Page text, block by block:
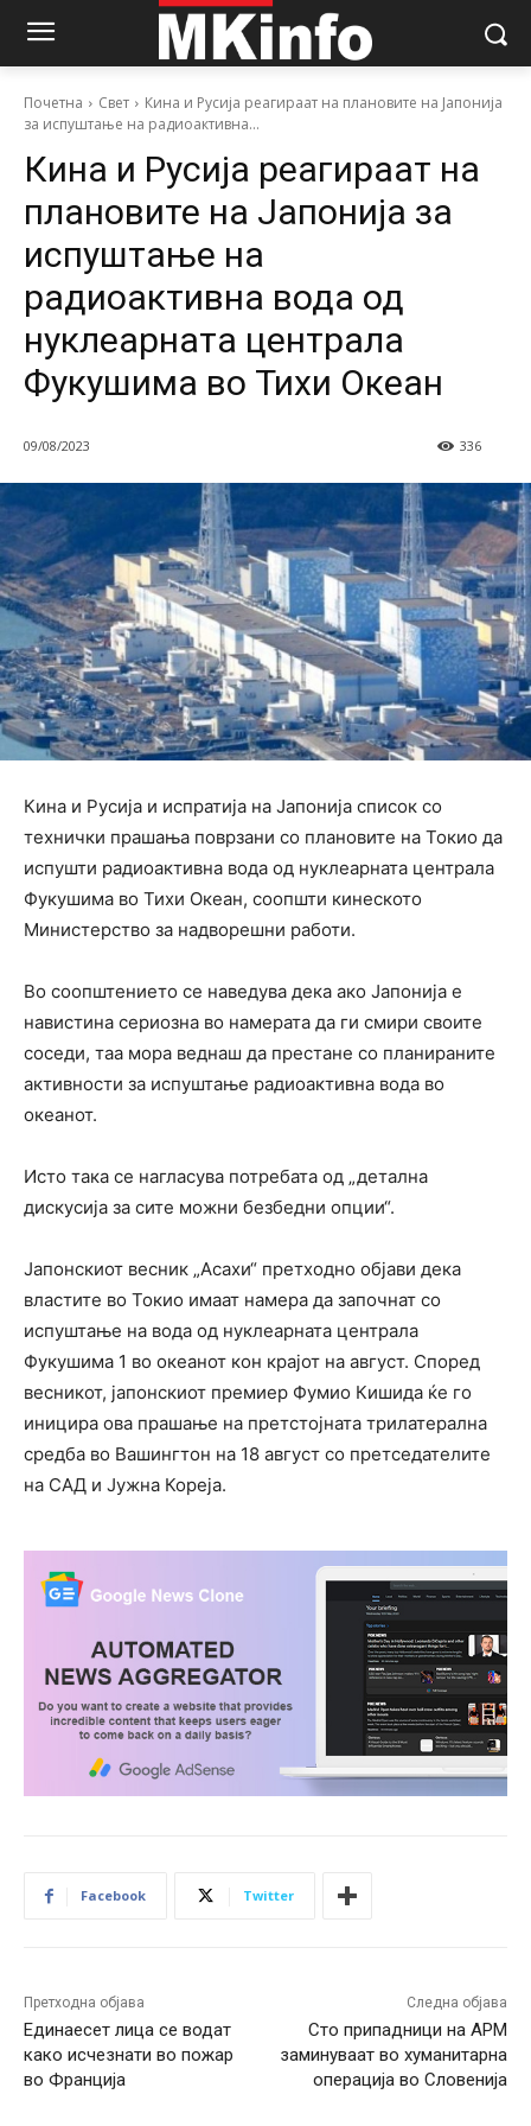
Почетна Свет
Кина и Русија реагираат на плановите на Јапонија
за испуштање на радиоактивна...
Кина и Русија реагираат на
плановите на Јапонија за
испуштање на
радиоактивна вода од
нуклеарната централа
Фукушима во Тихи Океан
09/08/2023 336
Кина и Русија и испратија на Јапонија список со
технички прашања поврзани со плановите на Токио да
испушти радиоактивна вода од нуклеарната централа
Фукушима во Тихи Океан, соопшти кинеското
Министерство за надворешни работи.
Во соопштението се наведува дека ако Јапонија е
навистина сериозна во намерата да ги смири своите
соседи, таа мора веднаш да престане со планираните
активности за испуштање радиоактивна вода во
океанот.
Исто така се нагласува потребата од „детална
дискусија за сите можни безбедни опции“.
Јапонскиот весник „Асахи“ претходно објави дека
властите во Токио имаат намера да започнат со
испуштање на вода од нуклеарната централа
Фукушима 1 во океанот кон крајот на август. Според
весникот, јапонскиот премиер Фумио Кишида ќе го
иницира ова прашање на претстојната трилатерална
средба во Вашингтон на 18 август со претседателите
на САД и Јужна Кореја.
Facebook Twitter
Претходна објава
Единаесет лица се водат
како исчезнати во пожар
во Франција
Следна објава
Сто припадници на АРМ
заминуваат во хуманитарна
операција во Словенија